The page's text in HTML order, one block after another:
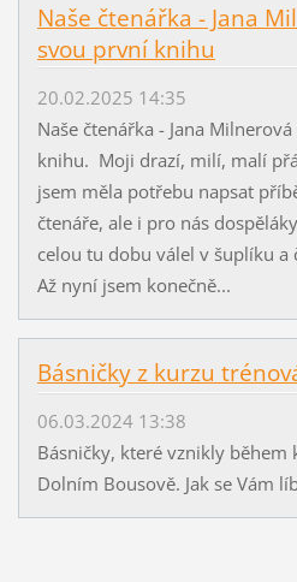
Naše čtenářka - Jana
svou první knihu
20.02.2025 14:35
Naše čtenářka - Jana
knihu. Moji drazí, milí, malí
jsem měla potřebu napsat
čtenáře, ale i pro nás
celou tu dobu válel v šuplíku a
Až nyní jsem konečně...
Básničky z kurzu
06.03.2024 13:38
Básničky, které vznikly
Dolním Bousově. Jak se Vám